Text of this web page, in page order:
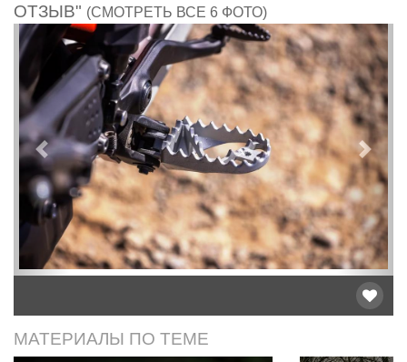
ОТЗЫВ" (СМОТРЕТЬ ВСЕ 6 ФОТО)
Предыдущий
МАТЕРИАЛЫ ПО ТЕМЕ